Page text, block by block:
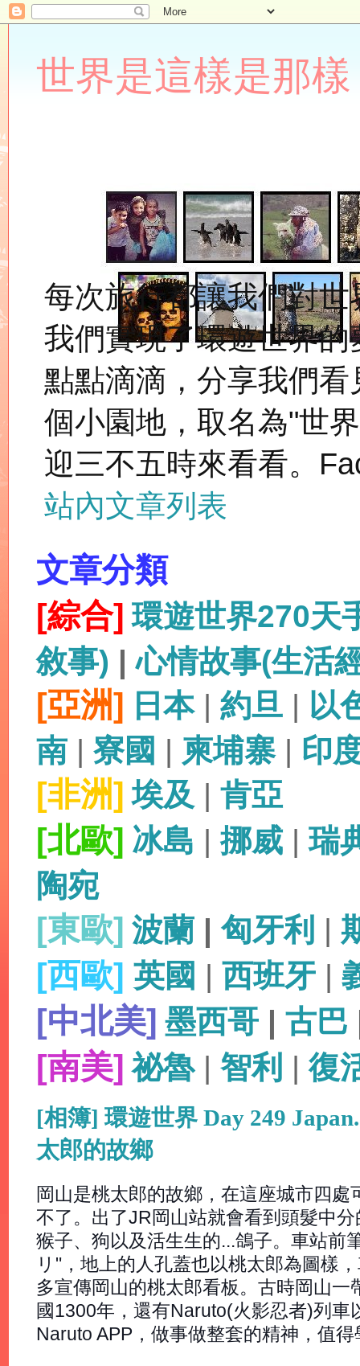
世界是這樣是那樣
每次旅行都讓我們對
我們實現了環遊世界
點點滴滴，分享我們
個小園地，取名為"世
迎三不五時來看看。
站內文章列表
文章分類
[綜合] 環遊世界270天
敘事) |心情故事(生活
[亞洲] 日本| 約旦 | 以
南 | 寮國 | 柬埔寨| 印
[非洲] 埃及 | 肯亞
[北歐] 冰島 |挪威 |瑞
陶宛
[東歐] 波蘭 | 匈牙利 |
[西歐] 英國 | 西班牙 |
[中北美] 墨西哥 | 古巴
[南美] 祕魯| 智利 |復
[相簿] 環遊世界 Day 249
太郎的故鄉
岡山是桃太郎的故鄉，在這座城市四
不了。出了JR岡山站就會看到頭髮中
猴子、狗以及活生生的...鴿子。車站前
リ"，地上的人孔蓋也以桃太郎為圖樣
多宣傳岡山的桃太郎看板。古時岡山
國1300年，還有Naruto(火影忍者)列
Naruto APP，做事做整套的精神，值得